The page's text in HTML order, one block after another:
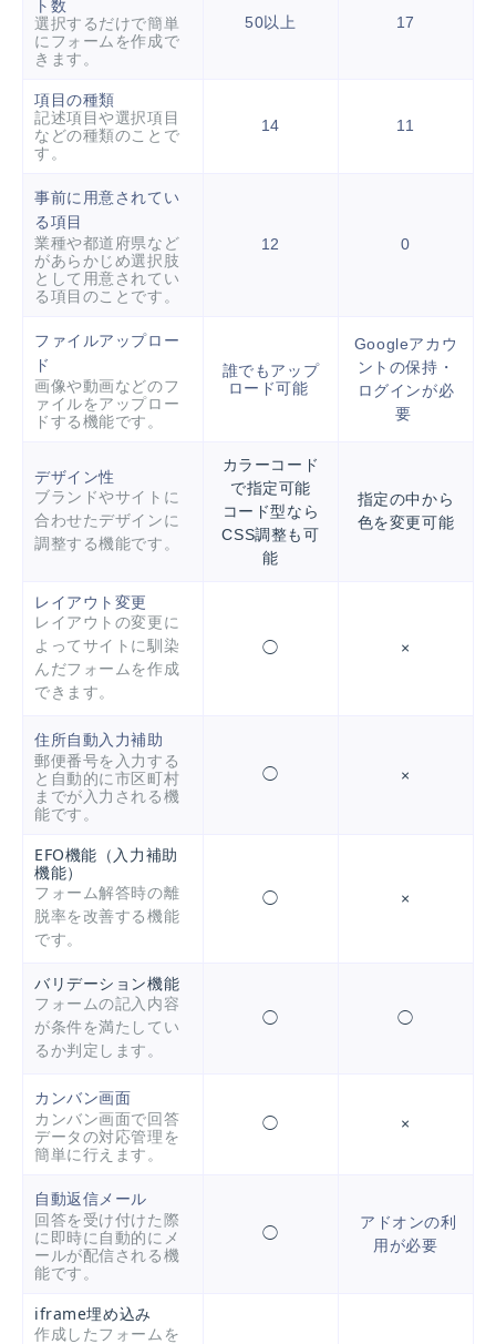
ト数
選択するだけで簡単
にフォームを作成で
きます。
50以上 17
項目の種類
記述項目や選択項目
などの種類のことで
す。
14 11
事前に用意されてい
る項目
業種や都道府県など
があらかじめ選択肢
として用意されてい
る項目のことです。
12 0
ファイルアップロー
ド
画像や動画などのフ
ァイルをアップロー
ドする機能です。
誰でもアップ
ロード可能
Googleアカウ
ントの保持・
ログインが必
要
デザイン性
ブランドやサイトに
合わせたデザインに
調整する機能です。
カラーコード
で指定可能
コード型なら
CSS調整も可
能
指定の中から
色を変更可能
レイアウト変更
レイアウトの変更に
よってサイトに馴染
んだフォームを作成
できます。
◯ ×
住所自動入力補助
郵便番号を入力する
と自動的に市区町村
までが入力される機
能です。
◯ ×
EFO機能（入力補助
機能）
フォーム解答時の離
脱率を改善する機能
です。
◯ ×
バリデーション機能
フォームの記入内容
が条件を満たしてい
るか判定します。
◯ ◯
カンバン画面
カンバン画面で回答
データの対応管理を
簡単に行えます。
◯ ×
自動返信メール
回答を受け付けた際
に即時に自動的にメ
ールが配信される機
能です。
◯
アドオンの利
用が必要
iframe埋め込み
作成したフォームを